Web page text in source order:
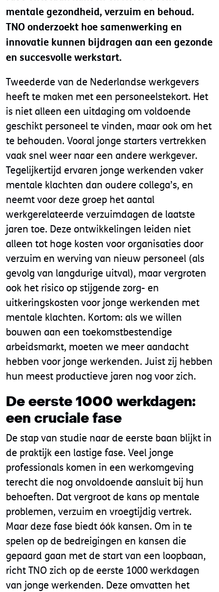
mentale gezondheid, verzuim en behoud.
TNO onderzoekt hoe samenwerking en
innovatie kunnen bijdragen aan een gezonde
en succesvolle werkstart.
Tweederde van de Nederlandse werkgevers
heeft te maken met een personeelstekort. Het
is niet alleen een uitdaging om voldoende
geschikt personeel te vinden, maar ook om het
te behouden. Vooral jonge starters vertrekken
vaak snel weer naar een andere werkgever.
Tegelijkertijd ervaren jonge werkenden vaker
mentale klachten dan oudere collega’s, en
neemt voor deze groep het aantal
werkgerelateerde verzuimdagen de laatste
jaren toe. Deze ontwikkelingen leiden niet
alleen tot hoge kosten voor organisaties door
verzuim en werving van nieuw personeel (als
gevolg van langdurige uitval), maar vergroten
ook het risico op stijgende zorg- en
uitkeringskosten voor jonge werkenden met
mentale klachten. Kortom: als we willen
bouwen aan een toekomstbestendige
arbeidsmarkt, moeten we meer aandacht
hebben voor jonge werkenden. Juist zij hebben
hun meest productieve jaren nog voor zich.
De eerste 1000 werkdagen:
een cruciale fase
De stap van studie naar de eerste baan blijkt in
de praktijk een lastige fase. Veel jonge
professionals komen in een werkomgeving
terecht die nog onvoldoende aansluit bij hun
behoeften. Dat vergroot de kans op mentale
problemen, verzuim en vroegtijdig vertrek.
Maar deze fase biedt óók kansen. Om in te
spelen op de bedreigingen en kansen die
gepaard gaan met de start van een loopbaan,
richt TNO zich op de eerste 1000 werkdagen
van jonge werkenden. Deze omvatten het